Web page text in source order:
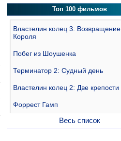
Топ 100 фильмов
Властелин колец 3: Возвращение
Короля
Побег из Шоушенка
Терминатор 2: Судный день
Властелин колец 2: Две крепости
Форрест Гамп
Весь список